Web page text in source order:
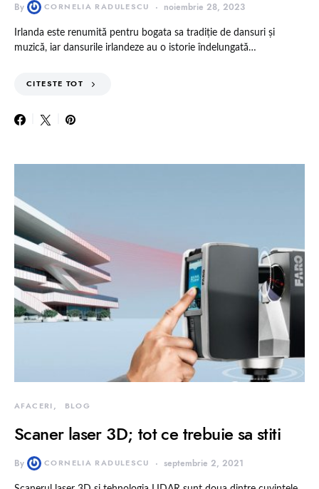
By CORNELIA RADULESCU noiembrie 28, 2023
Irlanda este renumită pentru bogata sa tradiție de dansuri și
muzică, iar dansurile irlandeze au o istorie îndelungată…
CITESTE TOT
AFACERI BLOG
Scaner laser 3D; tot ce trebuie sa stiti
By CORNELIA RADULESCU septembrie 2, 2021